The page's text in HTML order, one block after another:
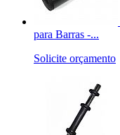
para Barras -...
Solicite orçamento